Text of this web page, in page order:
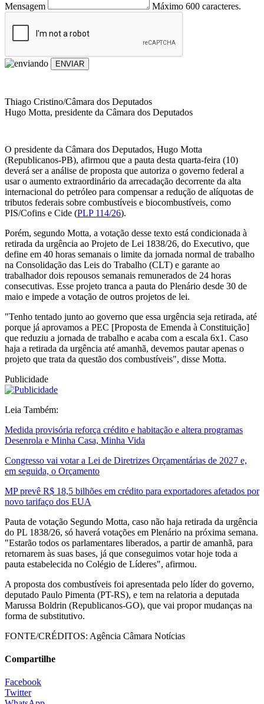
Mensagem Máximo 600 caracteres.
ENVIAR
Thiago Cristino/Câmara dos Deputados
Hugo Motta, presidente da Câmara dos Deputados
O presidente da Câmara dos Deputados, Hugo Motta
(Republicanos-PB), afirmou que a pauta desta quarta-feira (10)
deverá ser a análise de proposta que autoriza o governo federal a
usar o aumento extraordinário da arrecadação decorrente da alta
internacional do petróleo para compensar a redução de alíquotas de
tributos federais sobre combustíveis e biocombustíveis, como
PIS/Cofins e Cide (PLP 114/26).
Porém, segundo Motta, a votação desse texto está condicionada à
retirada da urgência ao Projeto de Lei 1838/26, do Executivo, que
define em 40 horas semanais o limite da jornada normal de trabalho
na Consolidação das Leis do Trabalho (CLT) e garante ao
trabalhador dois repousos semanais remunerados de 24 horas
consecutivas. Esse projeto tranca a pauta do Plenário desde 30 de
maio e impede a votação de outros projetos de lei.
"Tenho tentado junto ao governo que essa urgência seja retirada, até
porque já aprovamos a PEC [Proposta de Emenda à Constituição]
que reduziu a jornada de trabalho e acaba com a escala 6x1. Caso
haja a retirada da urgência até amanhã, devemos pautar apenas o
projeto que trata da questão dos combustíveis", disse Motta.
Publicidade
Leia Também:
Medida provisória reforça crédito e habitação e altera programas
Desenrola e Minha Casa, Minha Vida
Congresso vai votar a Lei de Diretrizes Orçamentárias de 2027 e,
em seguida, o Orçamento
MP prevê R$ 18,5 bilhões em crédito para exportadores afetados por
novo tarifaço dos EUA
Pauta de votação Segundo Motta, caso não haja retirada da urgência
do PL 1838/26, só haverá votações em Plenário na próxima semana.
"Estarão todos os parlamentares liberados, a partir de amanhã, para
retornarem às suas bases, já que conseguimos votar hoje toda a
pauta estabelecida no Colégio de Líderes", afirmou.
A proposta dos combustíveis foi apresentada pelo líder do governo,
deputado Paulo Pimenta (PT-RS), e tem na relatoria a deputada
Marussa Boldrin (Republicanos-GO), que vai propor mudanças na
forma de substitutivo.
FONTE/CRÉDITOS: Agência Câmara Notícias
Compartilhe
Facebook
Twitter